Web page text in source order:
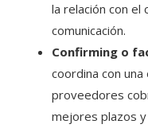
la relación con el
comunicación.
Confirming o
coordina con
proveedores
mejores plazos